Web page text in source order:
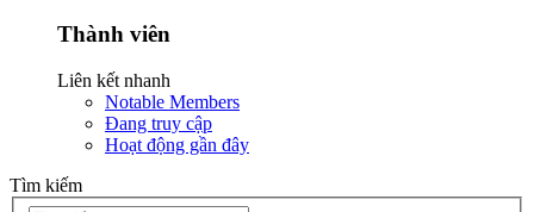
Thành viên
Liên kết nhanh
Notable Members
Đang truy cập
Hoạt động gần đây
Tìm kiếm